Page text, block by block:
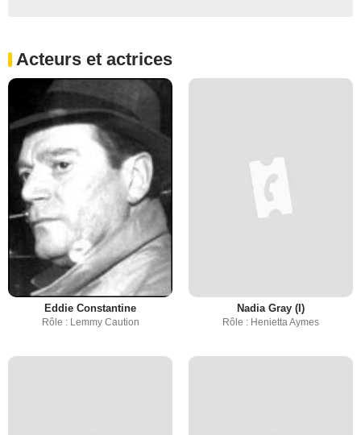
Acteurs et actrices
Eddie Constantine
Rôle : Lemmy Caution
Nadia Gray (I)
Rôle : Henietta Aymes